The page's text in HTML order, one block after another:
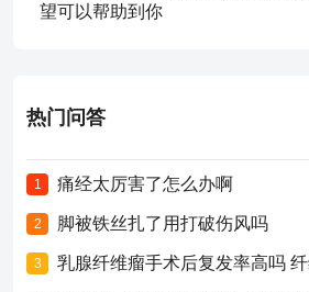
望可以帮助到你
热门问答
1 痛经太厉害了怎么办啊
2 脚被铁丝扎了用打破伤风吗
3 乳腺纤维瘤手术后复发率高吗